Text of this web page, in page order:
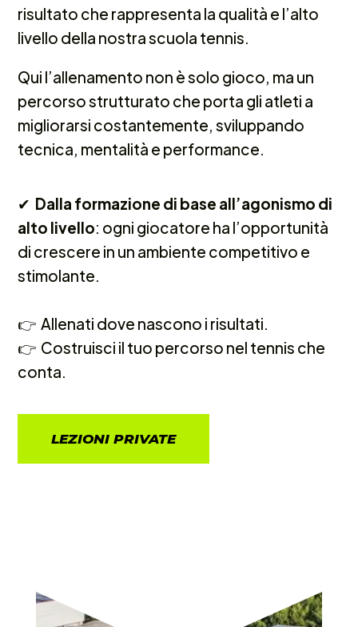
risultato che rappresenta la qualità e l’alto
livello della nostra scuola tennis.
Qui l’allenamento non è solo gioco, ma un
percorso strutturato che porta gli atleti a
migliorarsi costantemente, sviluppando
tecnica, mentalità e performance.
✔︎ Dalla formazione di base all’agonismo di
alto livello: ogni giocatore ha l’opportunità
di crescere in un ambiente competitivo e
stimolante.
👉 Allenati dove nascono i risultati.
👉 Costruisci il tuo percorso nel tennis che
conta.
LEZIONI PRIVATE